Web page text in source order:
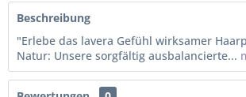
Beschreibung
"Erlebe das lavera Gefühl wirksamer
Natur: Unsere sorgfältig ausbalancierte...